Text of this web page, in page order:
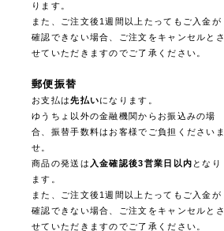
ります。
また、ご注文後1週間以上たってもご入金が
確認できない場合、ご注文をキャンセルとさ
せていただきますのでご了承ください。
郵便振替
お支払は先払いになります。
ゆうちょ以外の金融機関からお振込みの場
合、振替手数料はお客様でご負担くださいま
せ。
商品の発送は 入金確認後3営業日以内 となり
ます。
また、ご注文後1週間以上たってもご入金が
確認できない場合、ご注文をキャンセルとさ
せていただきますのでご了承ください。